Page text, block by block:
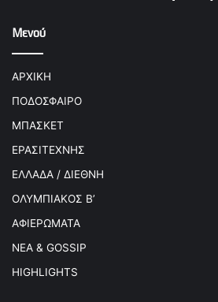
Μενού
ΑΡΧΙΚΗ
ΠΟΔΟΣΦΑΙΡΟ
ΜΠΑΣΚΕΤ
ΕΡΑΣΙΤΕΧΝΗΣ
ΕΛΛΑΔΑ / ΔΙΕΘΝΗ
ΟΛΥΜΠΙΑΚΟΣ Β’
ΑΦΙΕΡΩΜΑΤΑ
ΝΕΑ & GOSSIP
HIGHLIGHTS